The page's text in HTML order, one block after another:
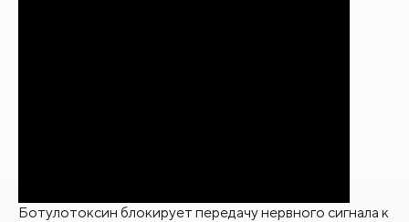
Ботулотоксин блокирует передачу нервного сигнала к